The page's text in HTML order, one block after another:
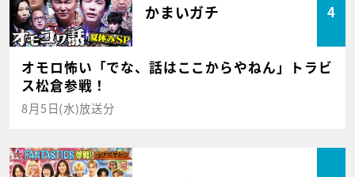
かまいガチ 4
オモロ怖い「でな、話はここからやねん」トラビ
ス松倉参戦！
8月5日(水)放送分